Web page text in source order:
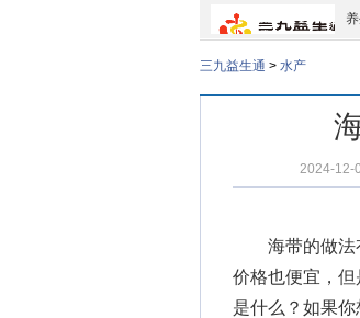
三九益生通 > 水产
2024-12-
海带的做法
价格也便宜，但
是什么？如果你